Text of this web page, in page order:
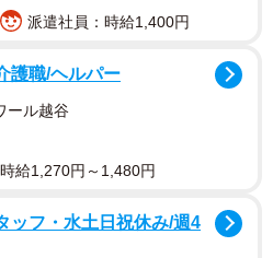
うになったのかは定かでな
派遣社員：時給1,400円
護職/ヘルパー
ール越谷
給1,270円～1,480円
ッフ・水土日祝休み/週4